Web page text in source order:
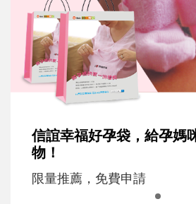
信誼幸福好孕袋，給孕媽
物！
限量推薦，免費申請